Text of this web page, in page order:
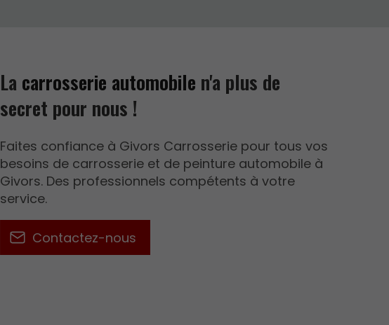
La carrosserie automobile n'a plus de
secret pour nous !
Faites confiance à Givors Carrosserie pour tous vos
besoins de carrosserie et de peinture automobile à
Givors. Des professionnels compétents à votre
service.
Contactez-nous